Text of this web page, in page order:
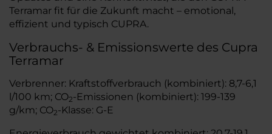
Terramar fit für die Zukunft macht – emotional,
effizient und typisch CUPRA.
Verbrauchs- & Emissionswerte des Cupra
Terramar
Verbrenner: Kraftstoffverbrauch (kombiniert): 8,7-6,1
l/100 km; CO2-Emissionen (kombiniert): 199-139
g/km; CO2-Klasse: G-E